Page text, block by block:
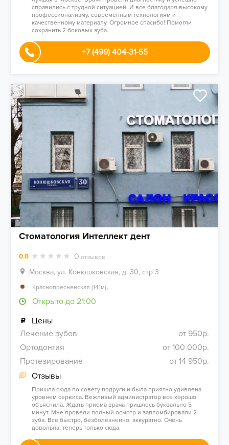
справились с трудной ситуацией. И все благодаря высокому
профессионализму, современным технологиям и
качественному материалу. Огромное спасибо! Помогли
сохранить 2 боковых зуба.
+7 (499) 404-31-55
Стоматология Интеллект дент
0.0 0 отзывов
Москва, ул. Конюшковская, д. 30, стр 3
Краснопресненская (141м),
Открыто до 21:00
Цены
Лечение зубов
от 950р.
Ортодонтия
от 100 000р.
Протезирование
от 14 950р.
Отзывы
Пришла сюда по совету подруги и была приятно удивлена
уровнем сервиса. Вежливый администратор все хорошо
объяснила. Ждать приема врача пришлось буквально 5
минут. Мне провели полный осмотр и запломбировали 2
зуба. Все быстро, безболезненно, аккуратно. Очень
довольна, теперь только сюда.